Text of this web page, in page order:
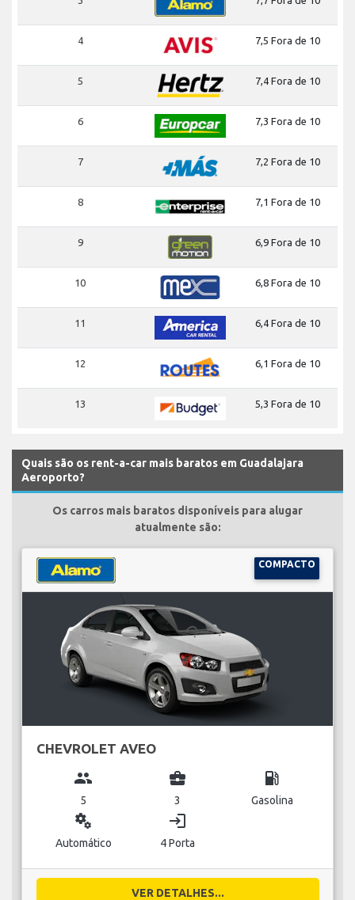
4 7,5 Fora de 10
5 7,4 Fora de 10
6 7,3 Fora de 10
7 7,2 Fora de 10
8 7,1 Fora de 10
9 6,9 Fora de 10
10 6,8 Fora de 10
11 6,4 Fora de 10
12 6,1 Fora de 10
13 5,3 Fora de 10
Quais são os rent-a-car mais baratos em Guadalajara
Aeroporto?
Os carros mais baratos disponíveis para alugar
atualmente são:
COMPACTO
CHEVROLET AVEO
group
5
business_center
3
local_gas_station
Gasolina
miscellaneous_services
Automático
login
4 Porta
VER DETALHES...